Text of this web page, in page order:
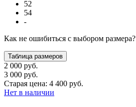
52
54
-
Как не ошибиться с выбором размера?
Таблица размеров
2 000 руб.
3 000 руб.
Старая цена: 4 400 руб.
Нет в наличии